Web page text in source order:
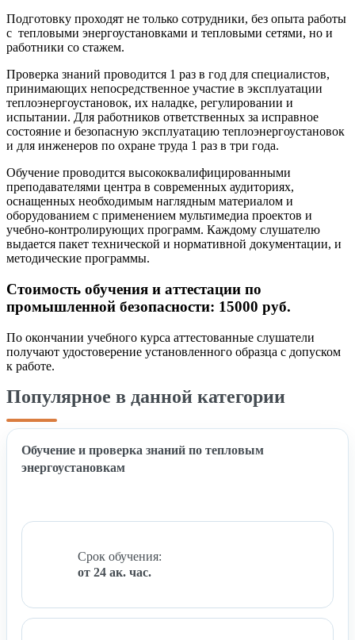
Подготовку проходят не только сотрудники, без опыта работы
с тепловыми энергоустановками и тепловыми сетями, но и
работники со стажем.
Проверка знаний проводится 1 раз в год для специалистов,
принимающих непосредственное участие в эксплуатации
теплоэнергоустановок, их наладке, регулировании и
испытании. Для работников ответственных за исправное
состояние и безопасную эксплуатацию теплоэнергоустановок
и для инженеров по охране труда 1 раз в три года.
Обучение проводится высококвалифицированными
преподавателями центра в современных аудиториях,
оснащенных необходимым наглядным материалом и
оборудованием с применением мультимедиа проектов и
учебно-контролирующих программ. Каждому слушателю
выдается пакет технической и нормативной документации, и
методические программы.
Стоимость обучения и аттестации по
промышленной безопасности: 15000 руб.
По окончании учебного курса аттестованные слушатели
получают удостоверение установленного образца с допуском
к работе.
Популярное в данной категории
Обучение и проверка знаний по тепловым
энергоустановкам
Срок обучения:
от 24 ак. час.